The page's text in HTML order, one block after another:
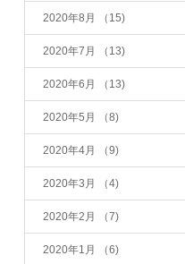
2020年8月 （15)
2020年7月 （13)
2020年6月 （13)
2020年5月 （8)
2020年4月 （9)
2020年3月 （4)
2020年2月 （7)
2020年1月 （6)